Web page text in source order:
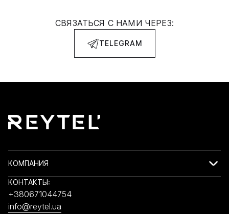
СВЯЗАТЬСЯ С НАМИ ЧЕРЕЗ:
TELEGRAM
КОМПАНИЯ
КОНТАКТЫ:
+380671044754
info@reytel.ua